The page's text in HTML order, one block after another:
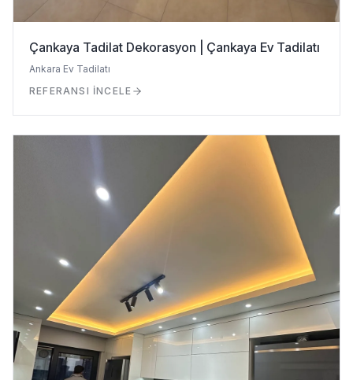
Çankaya Tadilat Dekorasyon | Çankaya Ev Tadilatı
Ankara Ev Tadilatı
REFERANSI İNCELE